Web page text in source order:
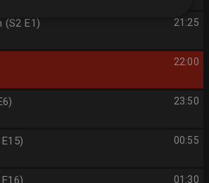
21:25
(S2 E1)
22:00
23:50
00:55
01:30